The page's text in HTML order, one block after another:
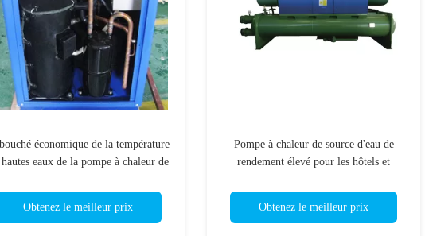
économique de la température
eaux de la pompe à chaleur de
Obtenez le meilleur prix
Pompe à chaleur de source d'eau de
rendement élevé pour les hôtels et
Obtenez le meilleur prix